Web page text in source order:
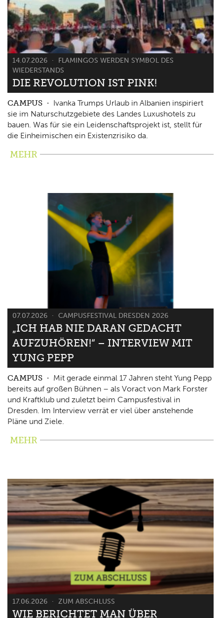
14.07.2026
FLAMINGOS WERDEN SYMBOL DES
WIEDERSTANDS
DIE REVOLUTION IST PINK!
CAMPUS
Ivanka Trumps Urlaub in Albanien inspiriert
sie im Naturschutzgebiete des Landes Luxushotels zu
bauen. Was für sie ein Leidenschaftsprojekt ist, stellt für
die Einheimischen ein Existenzrisiko da.
MEHR
07.07.2026 CAMPUSFESTIVAL DRESDEN 2026
„ICH HAB NIE DARAN GEDACHT
AUFZUHÖREN!“ – INTERVIEW MIT
YUNG PEPP
CAMPUS
Mit gerade einmal 17 Jahren steht Yung Pepp
bereits auf großen Bühnen – als Voract von Mark Forster
und Kraftklub und zuletzt beim Campusfestival in
Dresden. Im Interview verrät er viel über anstehende
Pläne und Ziele.
MEHR
17.06.2026 ZUM ABSCHLUSS
WIE BERICHTET MAN ÜBER